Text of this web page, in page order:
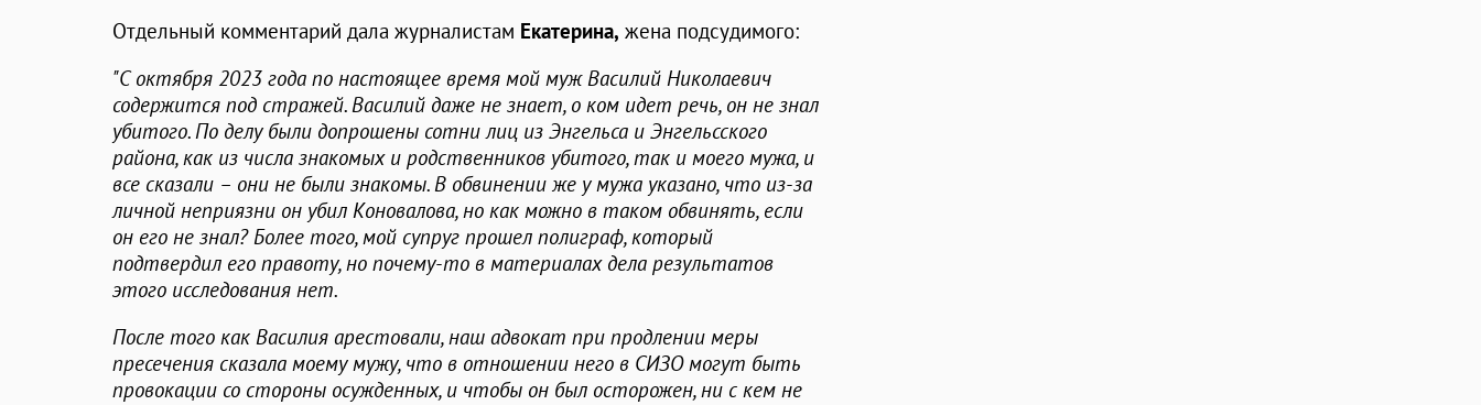
Отдельный комментарий дала журналистам Екатерина, жена подсудимого:
"С октября 2023 года по настоящее время мой муж Василий Николаевич
содержится под стражей. Василий даже не знает, о ком идет речь, он не знал
убитого. По делу были допрошены сотни лиц из Энгельса и Энгельсского
района, как из числа знакомых и родственников убитого, так и моего мужа, и
все сказали – они не были знакомы. В обвинении же у мужа указано, что из-за
личной неприязни он убил Коновалова, но как можно в таком обвинять, если
он его не знал? Более того, мой супруг прошел полиграф, который
подтвердил его правоту, но почему-то в материалах дела результатов
этого исследования нет.
После того как Василия арестовали, наш адвокат при продлении меры
пресечения сказала моему мужу, что в отношении него в СИЗО могут быть
провокации со стороны осужденных, и чтобы он был осторожен, ни с кем не